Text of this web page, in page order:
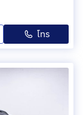
โทร